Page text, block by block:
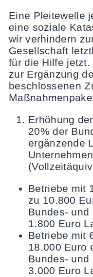
Eine Pleitewelle
eine soziale
wir verhindern
Gesellschaft
für die Hilfe
zur Ergänzung
beschlossenen
Erhöhung
20% der
ergänzende
Betriebe mit
zu 10.800
Bundes- und
1.800 Euro
Betriebe mit
18.000 Euro
Bundes- und
3.000 Euro